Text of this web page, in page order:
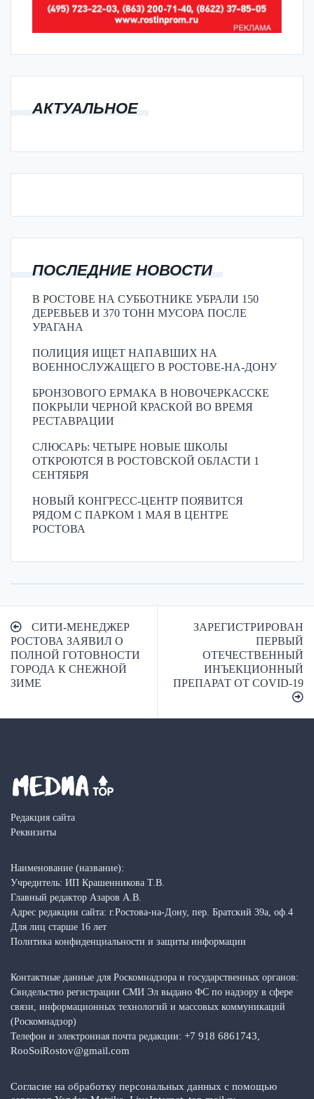
АКТУАЛЬНОЕ
ПОСЛЕДНИЕ НОВОСТИ
В РОСТОВЕ НА СУББОТНИКЕ УБРАЛИ 150
ДЕРЕВЬЕВ И 370 ТОНН МУСОРА ПОСЛЕ
УРАГАНА
ПОЛИЦИЯ ИЩЕТ НАПАВШИХ НА
ВОЕННОСЛУЖАЩЕГО В РОСТОВЕ-НА-ДОНУ
БРОНЗОВОГО ЕРМАКА В НОВОЧЕРКАССКЕ
ПОКРЫЛИ ЧЕРНОЙ КРАСКОЙ ВО ВРЕМЯ
РЕСТАВРАЦИИ
СЛЮСАРЬ: ЧЕТЫРЕ НОВЫЕ ШКОЛЫ
ОТКРОЮТСЯ В РОСТОВСКОЙ ОБЛАСТИ 1
СЕНТЯБРЯ
НОВЫЙ КОНГРЕСС-ЦЕНТР ПОЯВИТСЯ
РЯДОМ С ПАРКОМ 1 МАЯ В ЦЕНТРЕ
РОСТОВА
Навигация
по
записям
СИТИ-МЕНЕДЖЕР
РОСТОВА ЗАЯВИЛ О
ПОЛНОЙ ГОТОВНОСТИ
ГОРОДА К СНЕЖНОЙ
ЗИМЕ
ЗАРЕГИСТРИРОВАН
ПЕРВЫЙ
ОТЕЧЕСТВЕННЫЙ
ИНЪЕКЦИОННЫЙ
ПРЕПАРАТ ОТ COVID-19
Редакция сайта
Реквизиты
Наименование (название):
Учредитель: ИП Крашенникова Т.В.
Главный редактор Азаров А.В.
Адрес редакции сайта: г.Ростова-на-Дону, пер. Братский 39а, оф.4
Для лиц старше 16 лет
Политика конфиденциальности и защиты информации
Контактные данные для Роскомнадзора и государственных органов:
Свидельство регистрации СМИ Эл выдано ФС по надзору в сфере
связи, информационных технологий и массовых коммуникаций
(Роскомнадзор)
Телефон и электронная почта редакции: +7 918 6861743,
RooSoiRostov@gmail.com
Согласие на обработку персональных данных с помощью